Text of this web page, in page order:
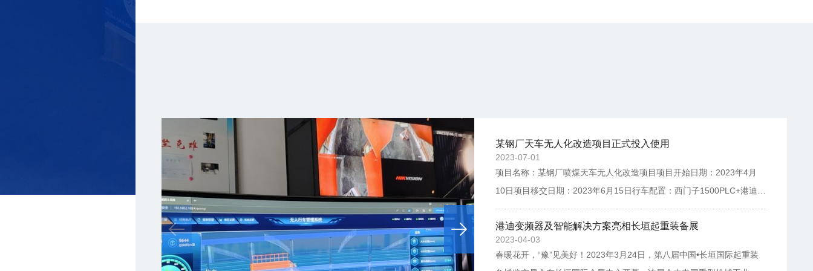
某钢厂天车无人化改造项目正式投入使用
2023-07-01
项目名称：某钢厂喷煤天车无人化改造项目项目开始日期：2023年4月
10日项目移交日期：2023年6月15日行车配置：西门子1500PLC+港迪
H630N变频器+绝对值编码器（Z轴）+格雷母线（X\Y轴）+工业上位机
实现目的：行车完全无人化操作、定区域取（堆）料、全自动配比上料
（拌料）、库区物料实时显示、上料重量统计等。特色工艺：斜坡抓满
港迪变频器及智能解决方案亮相长垣起重装备展
2023-04-03
春暖花开，“豫”见美好！2023年3月24日，第八届中国•长垣国际起重装